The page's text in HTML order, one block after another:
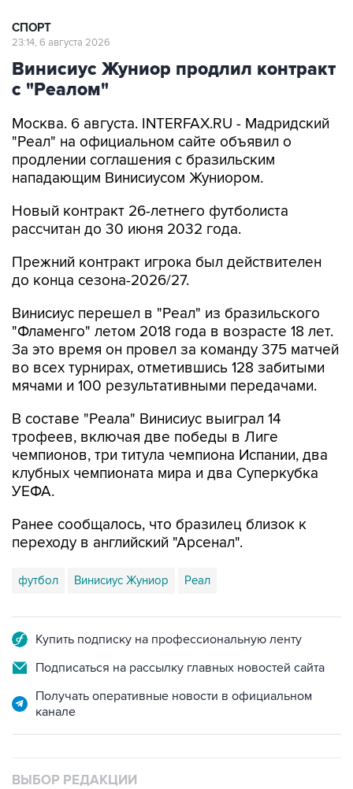
СПОРТ
23:14, 6 августа 2026
Винисиус Жуниор продлил контракт
с "Реалом"
Москва. 6 августа. INTERFAX.RU - Мадридский
"Реал" на официальном сайте объявил о
продлении соглашения с бразильским
нападающим Винисиусом Жуниором.
Новый контракт 26-летнего футболиста
рассчитан до 30 июня 2032 года.
Прежний контракт игрока был действителен
до конца сезона-2026/27.
Винисиус перешел в "Реал" из бразильского
"Фламенго" летом 2018 года в возрасте 18 лет.
За это время он провел за команду 375 матчей
во всех турнирах, отметившись 128 забитыми
мячами и 100 результативными передачами.
В составе "Реала" Винисиус выиграл 14
трофеев, включая две победы в Лиге
чемпионов, три титула чемпиона Испании, два
клубных чемпионата мира и два Суперкубка
УЕФА.
Ранее сообщалось, что бразилец близок к
переходу в английский "Арсенал".
футбол Винисиус Жуниор Реал
Купить подписку на профессиональную ленту
Подписаться на рассылку главных новостей сайта
Получать оперативные новости в официальном
канале
ВЫБОР РЕДАКЦИИ